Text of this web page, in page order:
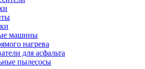
машины
нагрева
для асфальта
пылесосы